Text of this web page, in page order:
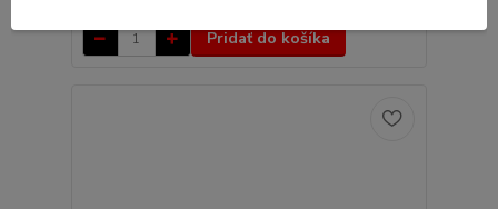
Pridať do košíka